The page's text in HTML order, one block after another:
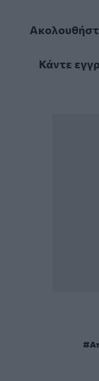
Κάντε